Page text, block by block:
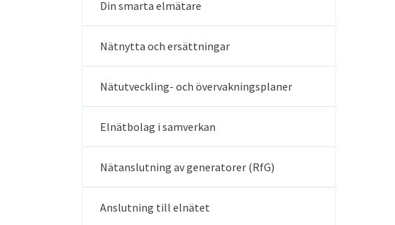
Din smarta elmätare
Nätnytta och ersättningar
Nätutveckling- och övervakningsplaner
Elnätbolag i samverkan
Nätanslutning av generatorer (RfG)
Anslutning till elnätet